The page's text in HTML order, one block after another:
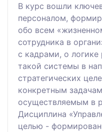
В курс вошли
персоналом,
обо всем
сотрудника в
с кадрами, о логике
такой системы в
стратегических
конкретным
осуществляемым в
Дисциплина
целью -